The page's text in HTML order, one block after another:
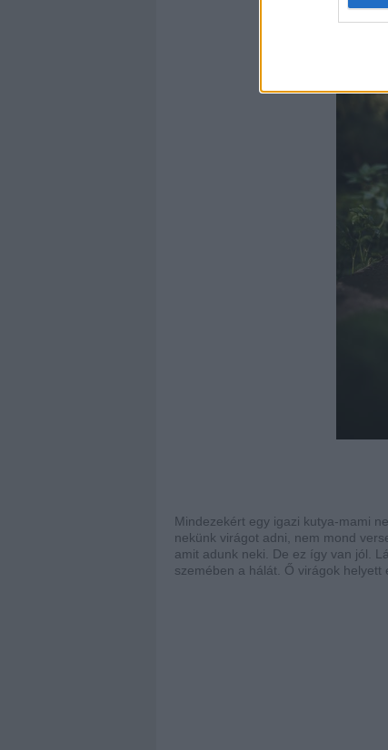
Mindezekért egy igazi kutya-mami
nekünk virágot adni, nem mond
amit adunk neki. De ez így van jól.
szemében a hálát. Ő virágok helyett